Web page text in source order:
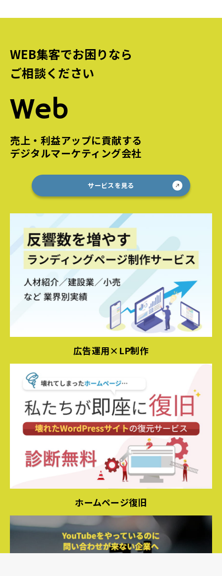
WEB集客でお困りなら
ご相談ください
Web
売上・利益アップに貢献する
デジタルマーケティング会社
サービスを見る
広告運用×LP制作
ホームページ復旧